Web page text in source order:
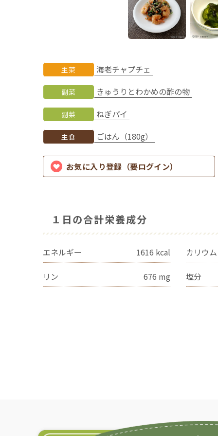
主菜 海老チャプチェ
副菜 きゅうりとわかめの酢の物
副菜 ねぎパイ
主食 ごはん（180g）
お気に入り登録（要ログイン）
１日の合計栄養成分
エネルギー 1616 kcal カリウム
リン 676 mg 塩分